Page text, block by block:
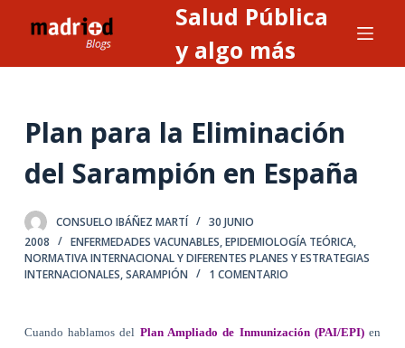
l
o
n
n
Salud Pública
y algo más
Plan para la Eliminación
del Sarampión en España
CONSUELO IBÁÑEZ MARTÍ
30 JUNIO
2008
ENFERMEDADES VACUNABLES,EPIDEMIOLOGÍA TEÓRICA,
NORMATIVA INTERNACIONAL Y DIFERENTES PLANES Y ESTRATEGIAS
INTERNACIONALES,SARAMPIÓN 1 COMENTARIO
Cuando hablamos del Plan Ampliado de Inmunización (PAI/EPI)en